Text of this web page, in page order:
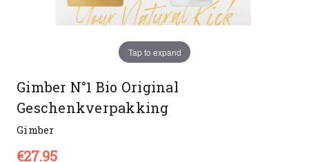
Tap to expand
Gimber N°1 Bio Original
Geschenkverpakking
Gimber
€27.95